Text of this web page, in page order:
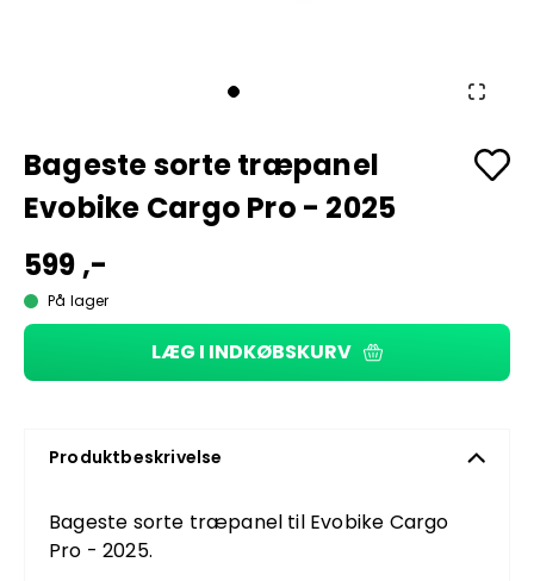
Bageste sorte træpanel
Evobike Cargo Pro - 2025
599 ,-
På lager
LÆG I INDKØBSKURV
Produktbeskrivelse
Bageste sorte træpanel til Evobike Cargo
Pro - 2025.